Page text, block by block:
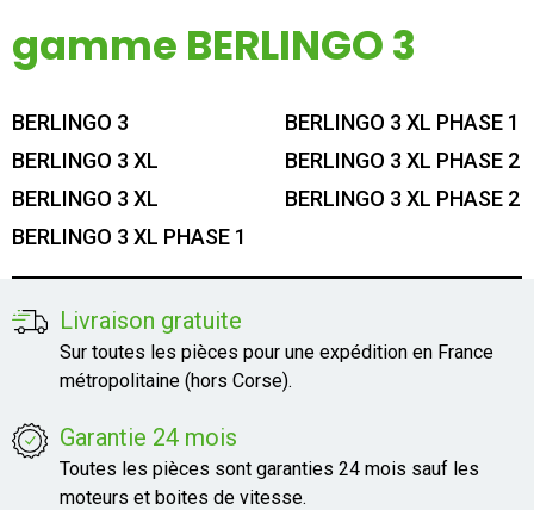
01 60 48 23 09
gamme BERLINGO 3
BERLINGO 3
BERLINGO 3 XL
BERLINGO 3 XL
BERLINGO 3 XL PHASE 1
BERLINGO 3 XL PHASE 1
BERLINGO 3 XL PHASE 2
BERLINGO 3 XL PHASE 2
Livraison gratuite
Sur toutes les pièces pour une expédition en France
métropolitaine (hors Corse).
Garantie 24 mois
Toutes les pièces sont garanties 24 mois sauf les
moteurs et boites de vitesse.